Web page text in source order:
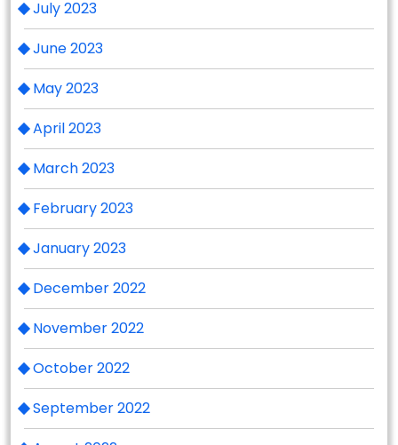
July 2023
June 2023
May 2023
April 2023
March 2023
February 2023
January 2023
December 2022
November 2022
October 2022
September 2022